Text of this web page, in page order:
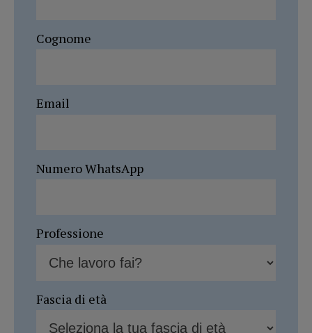
Cognome
Email
Numero WhatsApp
Professione
Fascia di età